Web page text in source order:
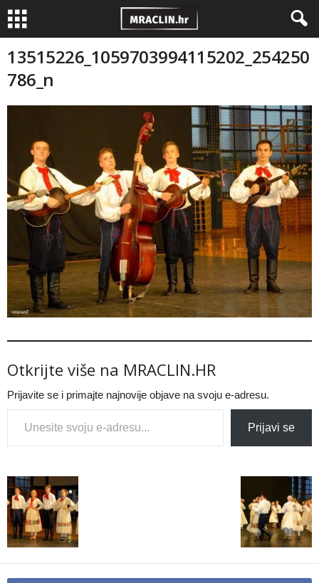
13515226_1059703994115202_254250
786_n
Otkrijte više na MRACLIN.HR
Prijavite se i primajte najnovije objave na svoju e-adresu.
Type your email…
Prijavi se